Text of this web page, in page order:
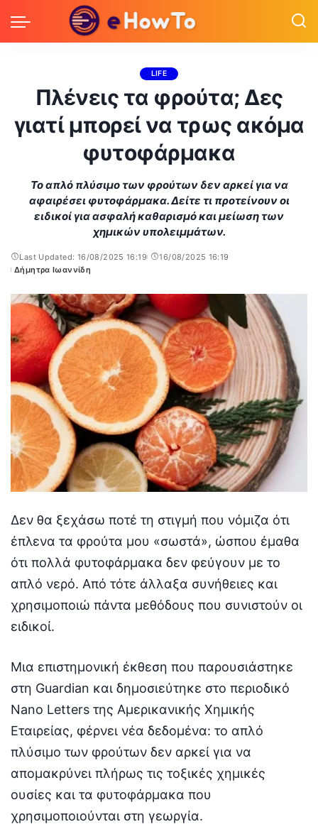
LIFE
Πλένεις τα φρούτα; Δες
γιατί μπορεί να τρως ακόμα
φυτοφάρμακα
Το απλό πλύσιμο των φρούτων δεν αρκεί για να
αφαιρέσει φυτοφάρμακα. Δείτε τι προτείνουν οι
ειδικοί για ασφαλή καθαρισμό και μείωση των
χημικών υπολειμμάτων.
Last Updated: 16/08/2025 16:19
16/08/2025 16:19
Posted
Δήμητρα Ιωαννίδη
Δεν θα ξεχάσω ποτέ τη στιγμή που νόμιζα ότι
έπλενα τα φρούτα μου «σωστά», ώσπου έμαθα
ότι πολλά φυτοφάρμακα δεν φεύγουν με το
απλό νερό. Από τότε άλλαξα συνήθειες και
χρησιμοποιώ πάντα μεθόδους που συνιστούν οι
ειδικοί.
Μια επιστημονική έκθεση που παρουσιάστηκε
στη Guardian και δημοσιεύτηκε στο περιοδικό
Nano Letters της Αμερικανικής Χημικής
Εταιρείας, φέρνει νέα δεδομένα: το απλό
πλύσιμο των φρούτων δεν αρκεί για να
απομακρύνει πλήρως τις τοξικές χημικές
ουσίες και τα φυτοφάρμακα που
χρησιμοποιούνται στη γεωργία.